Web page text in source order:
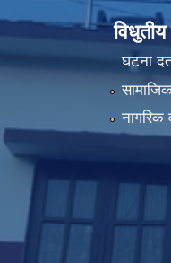
घटना
नागरिक